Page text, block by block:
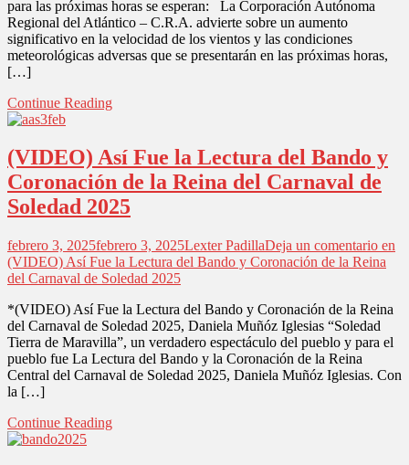
para las próximas horas se esperan: La Corporación Autónoma
Regional del Atlántico – C.R.A. advierte sobre un aumento
significativo en la velocidad de los vientos y las condiciones
meteorológicas adversas que se presentarán en las próximas horas,
[…]
Continue Reading
(VIDEO) Así Fue la Lectura del Bando y
Coronación de la Reina del Carnaval de
Soledad 2025
febrero 3, 2025febrero 3, 2025Lexter PadillaDeja un comentario en
(VIDEO) Así Fue la Lectura del Bando y Coronación de la Reina
del Carnaval de Soledad 2025
*(VIDEO) Así Fue la Lectura del Bando y Coronación de la Reina
del Carnaval de Soledad 2025, Daniela Muñóz Iglesias “Soledad
Tierra de Maravilla”, un verdadero espectáculo del pueblo y para el
pueblo fue La Lectura del Bando y la Coronación de la Reina
Central del Carnaval de Soledad 2025, Daniela Muñóz Iglesias. Con
la […]
Continue Reading